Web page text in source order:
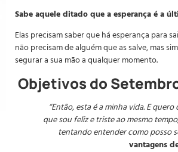
Sabe aquele ditado que a esperança é a
Elas precisam saber que há esperança para
não precisam de alguém que as salve, mas
segurar a sua mão a qualquer momento.
Objetivos do
“Então, esta é a minha vida. E
que sou feliz e triste ao mesmo
tentando entender como posso
vantagens